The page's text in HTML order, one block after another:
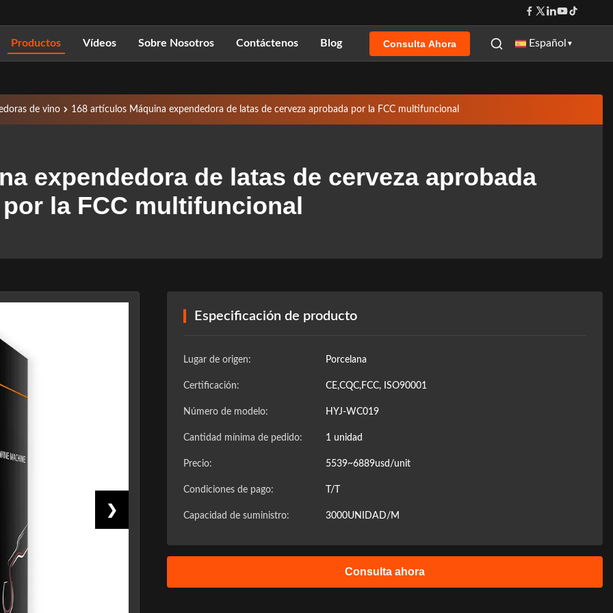
Productos Vídeos Sobre Nosotros Contáctenos Blog Consulta Ahora Español ▼
de vino 168 artículos Máquina expendedora de latas de cerveza aprobada por la FCC multifuncional
expendedora de latas de cerveza aprobada
por la FCC multifuncional
❯
Especificación de producto
Lugar de origen: Porcelana
Certificación: CE,CQC,FCC, ISO90001
Número de modelo: HYJ-WC019
Cantidad mínima de pedido: 1 unidad
Precio: 5539~6889usd/unit
Condiciones de pago: T/T
Capacidad de suministro: 3000UNIDAD/M
Consulta ahora